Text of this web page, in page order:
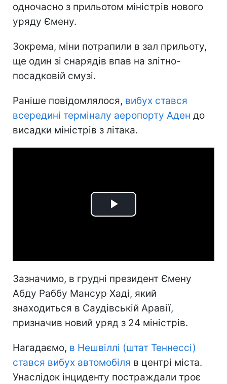
одночасно з прильотом міністрів нового
уряду Ємену.
Зокрема, міни потрапили в зал прильоту,
ще один зі снарядів впав на злітно-
посадковій смузі.
Раніше повідомлялося, вибух стався
всередині терміналу аеропорту Аден до
висадки міністрів з літака.
Play
Зазначимо, в грудні президент Ємену
Абду Раббу Мансур Хаді, який
знаходиться в Саудівській Аравії,
призначив новий уряд з 24 міністрів.
Нагадаємо, в Нешвіллі (штат Теннессі)
стався вибух автомобіля в центрі міста.
Унаслідок інциденту постраждали троє